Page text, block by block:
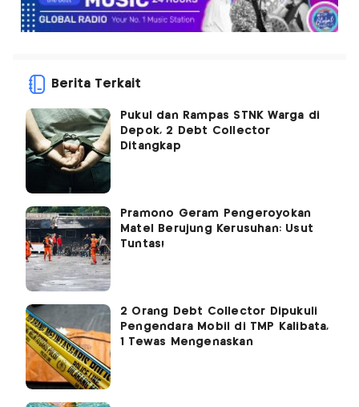
Berita Terkait
Pukul dan Rampas STNK Warga di
Depok, 2 Debt Collector
Ditangkap
Pramono Geram Pengeroyokan
Matel Berujung Kerusuhan: Usut
Tuntas!
2 Orang Debt Collector Dipukuli
Pengendara Mobil di TMP Kalibata,
1 Tewas Mengenaskan